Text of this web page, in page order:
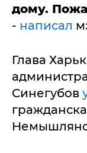
дому.
- написал
Глава
Синегубов